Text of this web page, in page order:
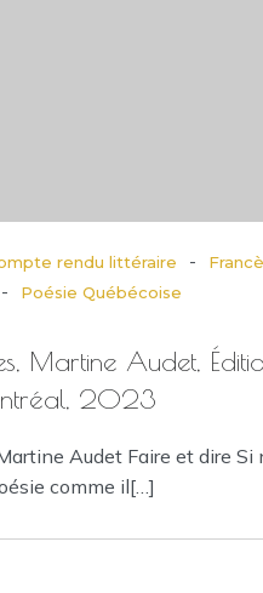
rendu littéraire -
-
Poésie Québécoise
Martine Audet,
2023
Audet Faire et dire Si
comme il[…]